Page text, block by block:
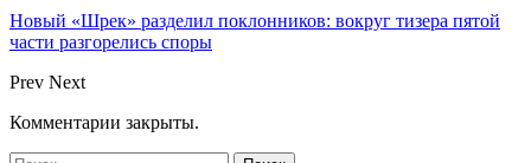
Новый «Шрек» разделил поклонников: вокруг тизера пятой
части разгорелись споры
Prev Next
Комментарии закрыты.